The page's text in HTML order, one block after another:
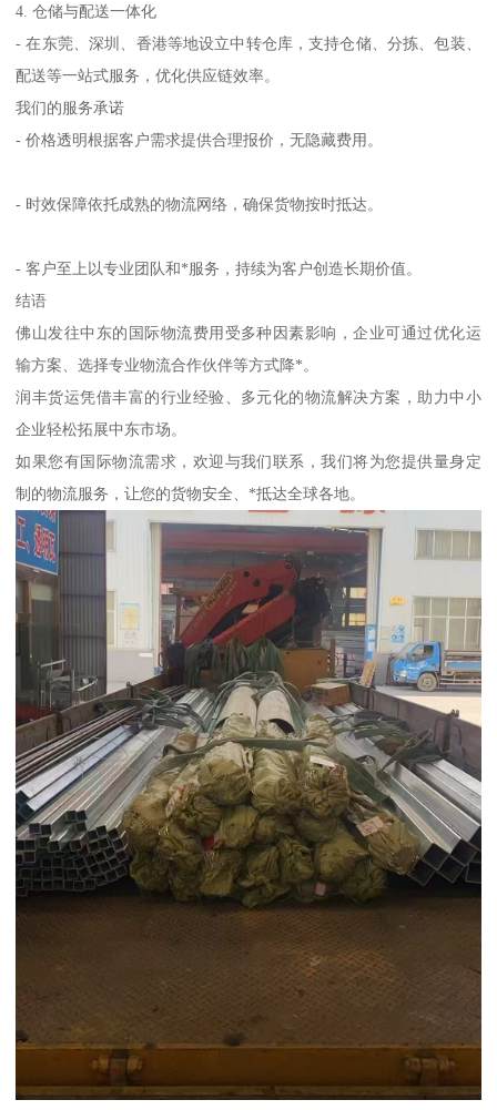
4. 仓储与配送一体化
- 在东莞、深圳、香港等地设立中转仓库，支持仓储、分拣、包装、
配送等一站式服务，优化供应链效率。
我们的服务承诺
- 价格透明根据客户需求提供合理报价，无隐藏费用。
- 时效保障依托成熟的物流网络，确保货物按时抵达。
- 客户至上以专业团队和*服务，持续为客户创造长期价值。
结语
佛山发往中东的国际物流费用受多种因素影响，企业可通过优化运
输方案、选择专业物流合作伙伴等方式降*。
润丰货运凭借丰富的行业经验、多元化的物流解决方案，助力中小
企业轻松拓展中东市场。
如果您有国际物流需求，欢迎与我们联系，我们将为您提供量身定
制的物流服务，让您的货物安全、*抵达全球各地。